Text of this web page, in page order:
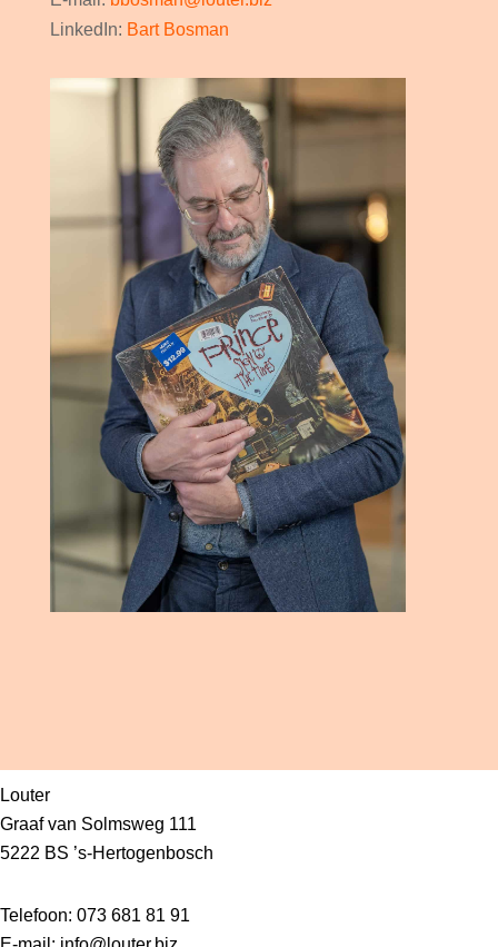
LinkedIn: Bart Bosman
Louter
Graaf van Solmsweg 111
5222 BS ’s-Hertogenbosch
Telefoon: 073 681 81 91